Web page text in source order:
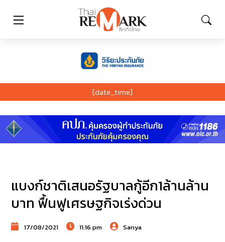
[date_time]
แบงก์ชาติเสนอรัฐบาลกู้อีก1ล้านล้าน
บาท ฟื้นฟูเศรษฐกิจเร่งด่วน
17/08/2021 11:16 pm Sanya